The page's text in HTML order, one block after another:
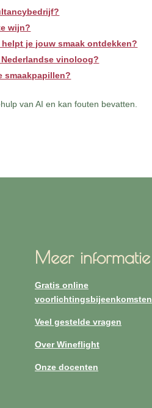
wijn?
je jouw smaak ontdekken?
vinoloog?
smaakpapillen?
van AI en kan fouten bevatten.
Meer informatie
Gratis online
voorlichtingsbijeenkomsten
Veel gestelde vragen
Over Wineflight
Onze docenten